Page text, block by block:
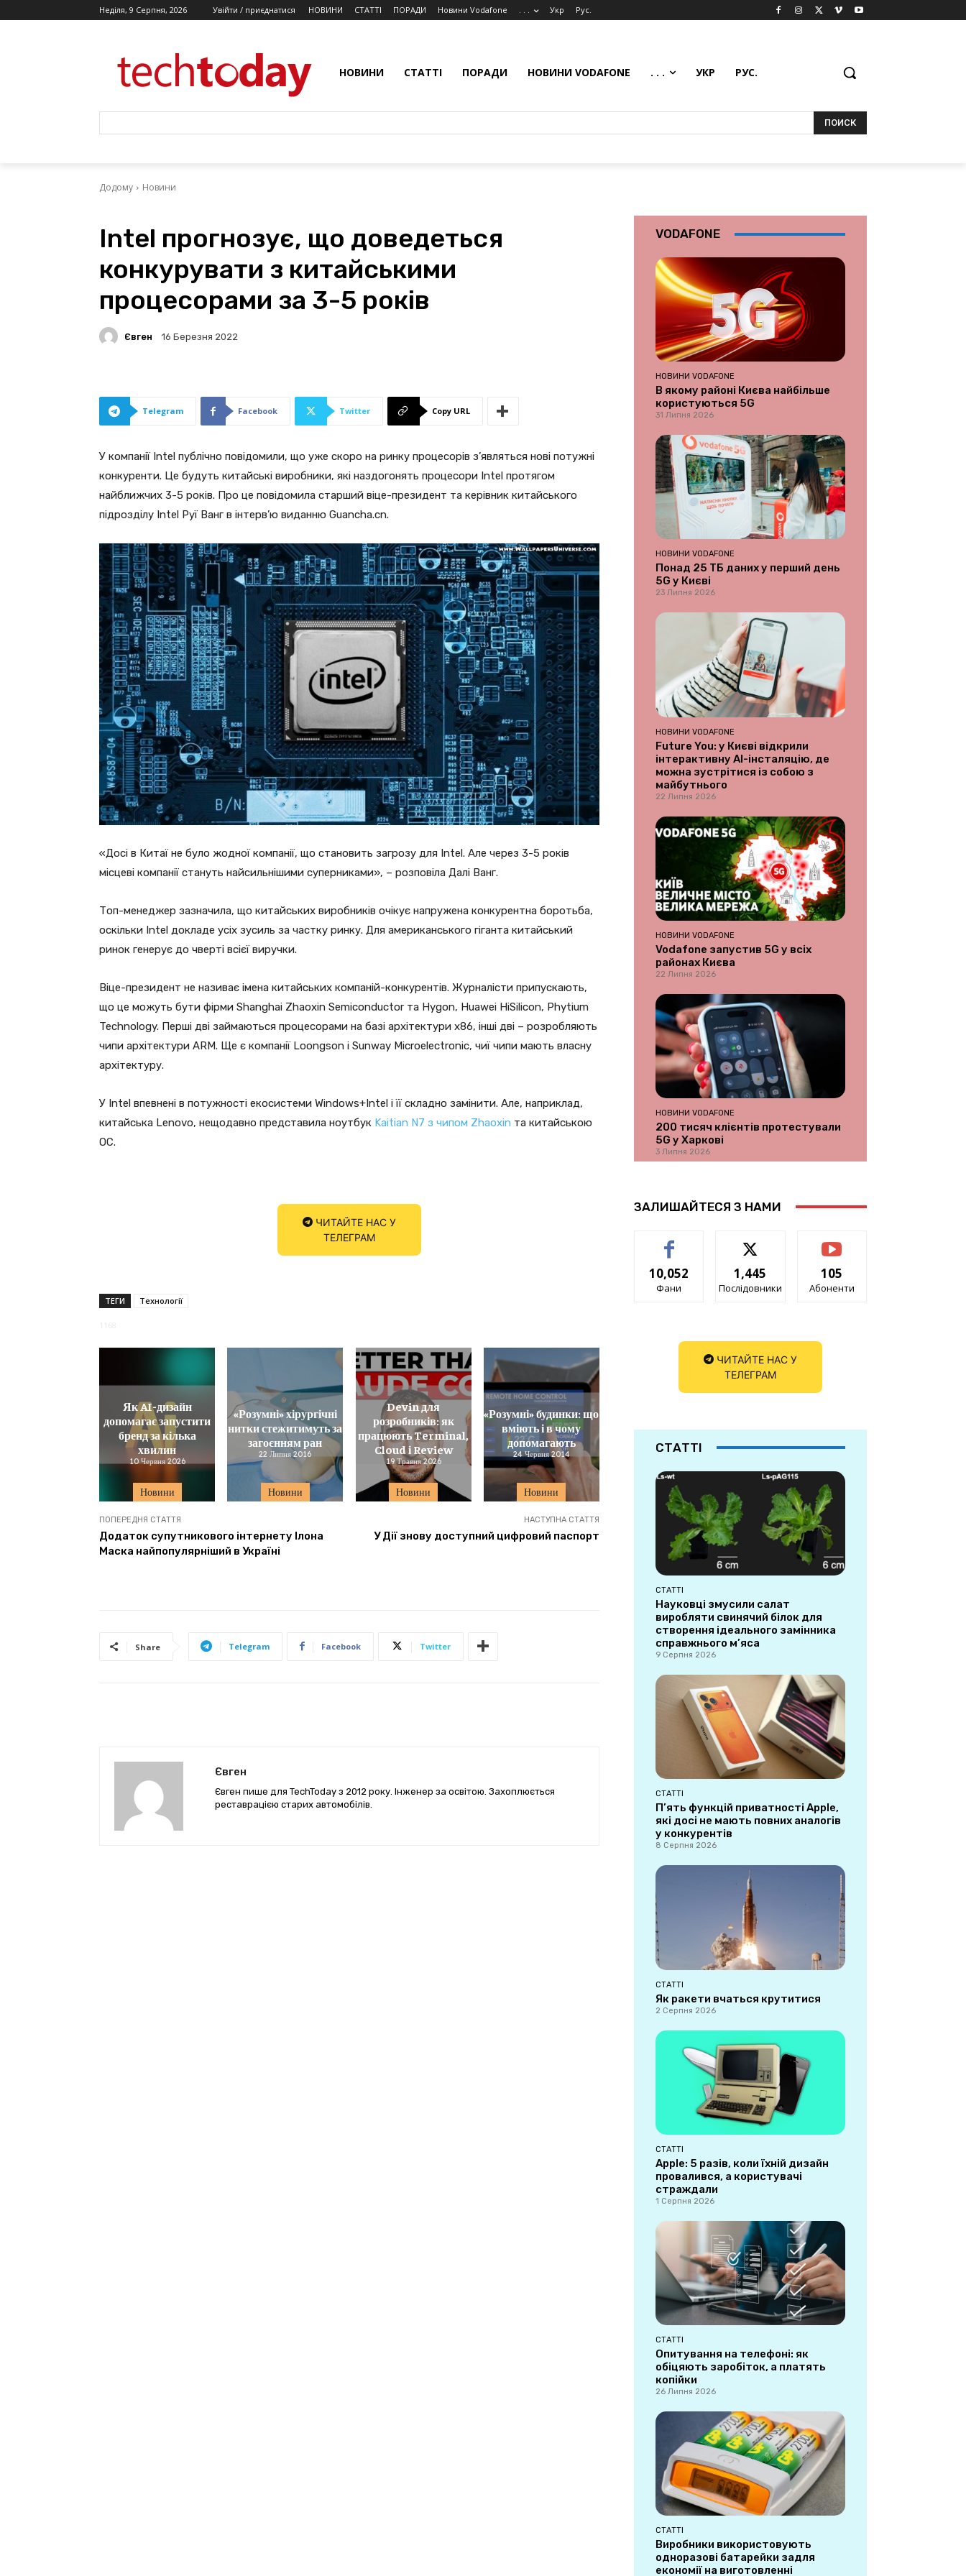
Неділя, 9 Серпня, 2026 Увійти / приєднатися НОВИНИ СТАТТІ ПОРАДИ Новини Vodafone . . . Укр Рус.
НОВИНИ СТАТТІ ПОРАДИ НОВИНИ VODAFONE . . . УКР РУС.
ПОИСК
Додому Новини
Intel прогнозує, що доведеться
конкурувати з китайськими
процесорами за 3-5 років
Євген 16 Березня 2022
Telegram Facebook Twitter Copy URL
У компанії Intel публічно повідомили, що уже скоро на ринку процесорів з’являться нові потужні
конкуренти. Це будуть китайські виробники, які наздогонять процесори Intel протягом
найближчих 3-5 років. Про це повідомила старший віце-президент та керівник китайського
підрозділу Intel Руї Ванг в інтерв’ю виданню Guancha.cn.
«Досі в Китаї не було жодної компанії, що становить загрозу для Intel. Але через 3-5 років
місцеві компанії стануть найсильнішими суперниками», – розповіла Далі Ванг.
Топ-менеджер зазначила, що китайських виробників очікує напружена конкурентна боротьба,
оскільки Intel докладе усіх зусиль за частку ринку. Для американського гіганта китайський
ринок генерує до чверті всієї виручки.
Віце-президент не називає імена китайських компаній-конкурентів. Журналісти припускають,
що це можуть бути фірми Shanghai Zhaoxin Semiconductor та Hygon, Huawei HiSilicon, Phytium
Technology. Перші дві займаються процесорами на базі архітектури x86, інші дві – розробляють
чипи архітектури ARM. Ще є компанії Loongson і Sunway Microelectronic, чиї чипи мають власну
архітектуру.
У Intel впевнені в потужності екосистеми Windows+Intel і її складно замінити. Але, наприклад,
китайська Lenovo, нещодавно представила ноутбук Kaitian N7 з чипом Zhaoxin та китайською
ОС.
ЧИТАЙТЕ НАС У
ТЕЛЕГРАМ
ТЕГИ Технології
Новини
Як AI-дизайн
допомагає запустити
бренд за кілька
хвилин
10 Червня 2026
Новини
«Розумні» хірургічні
нитки стежитимуть за
загоєнням ран
22 Липня 2016
Новини
Devin для
розробників: як
працюють Terminal,
Cloud і Review
19 Травня 2026
Новини
«Розумні» будинки: що
вміють і в чому
допомагають
24 Червня 2014
ПОПЕРЕДНЯ СТАТТЯ
Додаток супутникового інтернету Ілона
Маска найпопулярніший в Україні
НАСТУПНА СТАТТЯ
У Дії знову доступний цифровий паспорт
Share Telegram Facebook Twitter
Євген
Євген пише для TechToday з 2012 року. Інженер за освітою. Захоплюється
реставрацією старих автомобілів.
VODAFONE
НОВИНИ VODAFONE
В якому районі Києва найбільше
користуються 5G
31 Липня 2026
НОВИНИ VODAFONE
Понад 25 ТБ даних у перший день
5G у Києві
23 Липня 2026
НОВИНИ VODAFONE
Future You: у Києві відкрили
інтерактивну AI-інсталяцію, де
можна зустрітися із собою з
майбутнього
22 Липня 2026
НОВИНИ VODAFONE
Vodafone запустив 5G у всіх
районах Києва
22 Липня 2026
НОВИНИ VODAFONE
200 тисяч клієнтів протестували
5G у Харкові
3 Липня 2026
ЗАЛИШАЙТЕСЯ З НАМИ
10,052
Фани
1,445
Послідовники
105
Абоненти
ЧИТАЙТЕ НАС У
ТЕЛЕГРАМ
СТАТТІ
СТАТТІ
Науковці змусили салат
виробляти свинячий білок для
створення ідеального замінника
справжнього м’яса
9 Серпня 2026
СТАТТІ
П’ять функцій приватності Apple,
які досі не мають повних аналогів
у конкурентів
8 Серпня 2026
СТАТТІ
Як ракети вчаться крутитися
2 Серпня 2026
СТАТТІ
Apple: 5 разів, коли їхній дизайн
провалився, а користувачі
страждали
1 Серпня 2026
СТАТТІ
Опитування на телефоні: як
обіцяють заробіток, а платять
копійки
26 Липня 2026
СТАТТІ
Виробники використовують
одноразові батарейки задля
економії на виготовленні